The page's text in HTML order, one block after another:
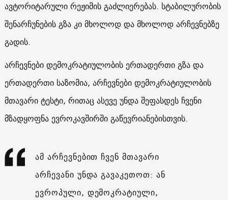
ავტორიტარული რეჟიმის გაძლიერებას. სტაბილურობის
შენარჩუნების გზა კი მხოლოდ და მხოლოდ არჩევნებზე
გადის.
არჩევნები დემოკრატიულობის ერთადერთი გზა და
ერთადერთი საზომია, არჩევნები დემოკრატიულობის
მთავარი ტესტი, რითაც ასევე უნდა შეფასდეს ჩვენი
მზადყოფნა ევროკავშირში გაწევრიანებისთვის.
ამ არჩევნებით ჩვენ მთავარი
არჩევანი უნდა გავაკეთოთ: ან
ევროპული, დემოკრატიული,